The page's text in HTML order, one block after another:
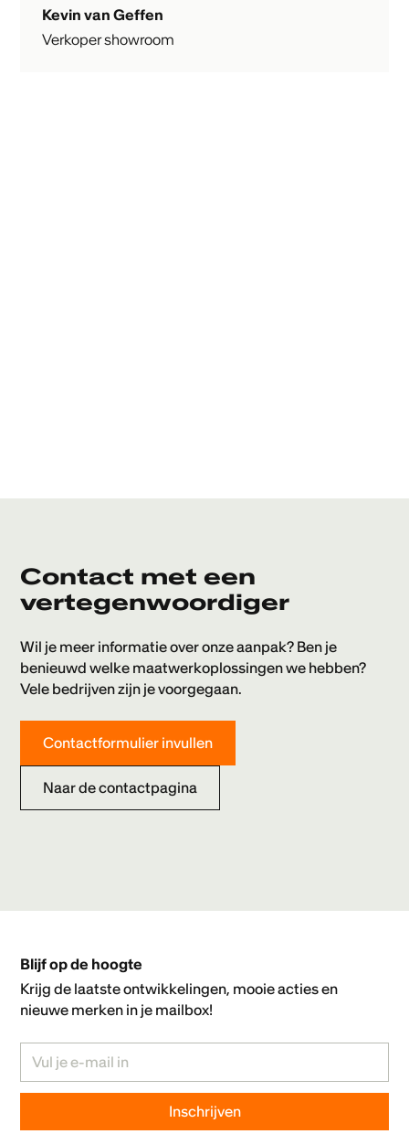
Kevin van Geffen
Verkoper showroom
Contact met een
vertegenwoordiger
Wil je meer informatie over onze aanpak? Ben je
benieuwd welke maatwerkoplossingen we hebben?
Vele bedrijven zijn je voorgegaan.
Contactformulier invullen
Naar de contactpagina
Blijf op de hoogte
Krijg de laatste ontwikkelingen, mooie acties en
nieuwe merken in je mailbox!